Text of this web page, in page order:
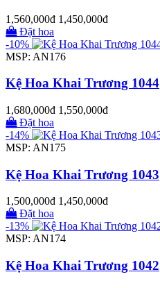
1,560,000đ 1,450,000đ
Đặt hoa
-10%
MSP: AN176
Kệ Hoa Khai Trương 1044
1,680,000đ 1,550,000đ
Đặt hoa
-14%
MSP: AN175
Kệ Hoa Khai Trương 1043
1,500,000đ 1,450,000đ
Đặt hoa
-13%
MSP: AN174
Kệ Hoa Khai Trương 1042